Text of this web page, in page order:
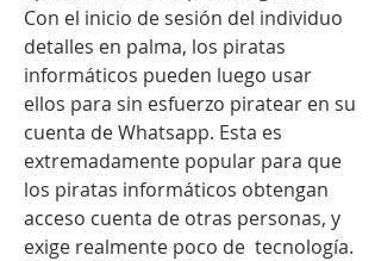
Con el inicio de sesión del individuo
detalles en palma, los piratas
informáticos pueden luego usar
ellos para sin esfuerzo piratear en su
cuenta de Whatsapp. Esta es
extremadamente popular para que
los piratas informáticos obtengan
acceso cuenta de otras personas, y
exige realmente poco de  tecnología.